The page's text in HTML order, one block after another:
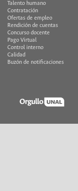
Talento humano
Contratación
Ofertas de empleo
Rendición de cuentas
Concurso docente
Pago Virtual
Control interno
Calidad
Buzón de notificaciones